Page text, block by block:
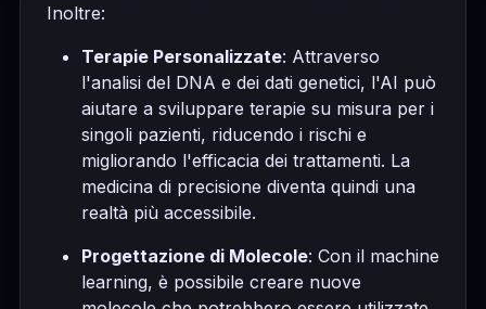
Inoltre:
Terapie Personalizzate: Attraverso
l'analisi del DNA e dei dati genetici, l'AI può
aiutare a sviluppare terapie su misura per i
singoli pazienti, riducendo i rischi e
migliorando l'efficacia dei trattamenti. La
medicina di precisione diventa quindi una
realtà più accessibile.
Progettazione di Molecole: Con il machine
learning, è possibile creare nuove